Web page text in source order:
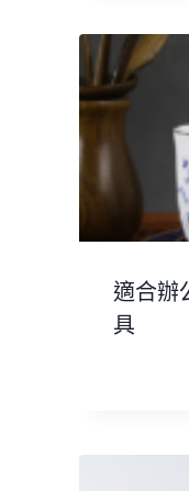
適合辦
具